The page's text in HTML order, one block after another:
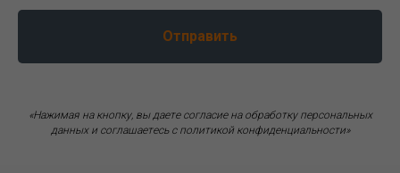
Отправить
«Нажимая на кнопку, вы даете согласие на обработку персональных
данных и соглашаетесь c политикой конфиденциальности»